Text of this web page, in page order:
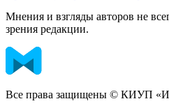
Мнения и взгляды авторов не
зрения редакции.
Все права защищены © КИУП